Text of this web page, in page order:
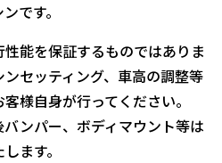
です。
能を保証するものではありま
セッティング、車高の調整等
様自身が行ってください。
ンパー、ボディマウント等は
ます。